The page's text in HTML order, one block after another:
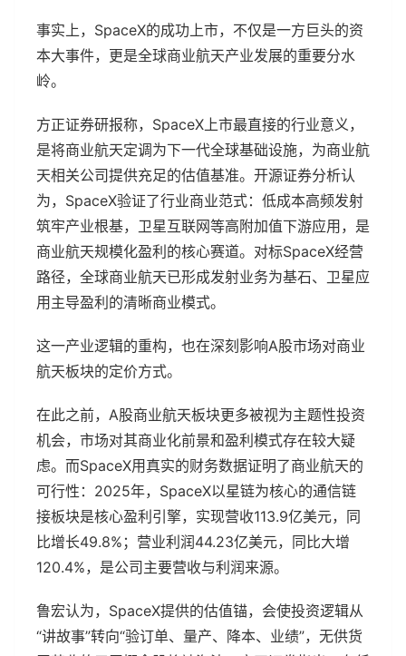
事实上，SpaceX的成功上市，不仅是一方巨头的资
本大事件，更是全球商业航天产业发展的重要分水
岭。
方正证券研报称，SpaceX上市最直接的行业意义，
是将商业航天定调为下一代全球基础设施，为商业航
天相关公司提供充足的估值基准。开源证券分析认
为，SpaceX验证了行业商业范式：低成本高频发射
筑牢产业根基，卫星互联网等高附加值下游应用，是
商业航天规模化盈利的核心赛道。对标SpaceX经营
路径，全球商业航天已形成发射业务为基石、卫星应
用主导盈利的清晰商业模式。
这一产业逻辑的重构，也在深刻影响A股市场对商业
航天板块的定价方式。
在此之前，A股商业航天板块更多被视为主题性投资
机会，市场对其商业化前景和盈利模式存在较大疑
虑。而SpaceX用真实的财务数据证明了商业航天的
可行性：2025年，SpaceX以星链为核心的通信链
接板块是核心盈利引擎，实现营收113.9亿美元，同
比增长49.8%；营业利润44.23亿美元，同比大增
120.4%，是公司主要营收与利润来源。
鲁宏认为，SpaceX提供的估值锚，会使投资逻辑从
“讲故事”转向“验订单、量产、降本、业绩”，无供货